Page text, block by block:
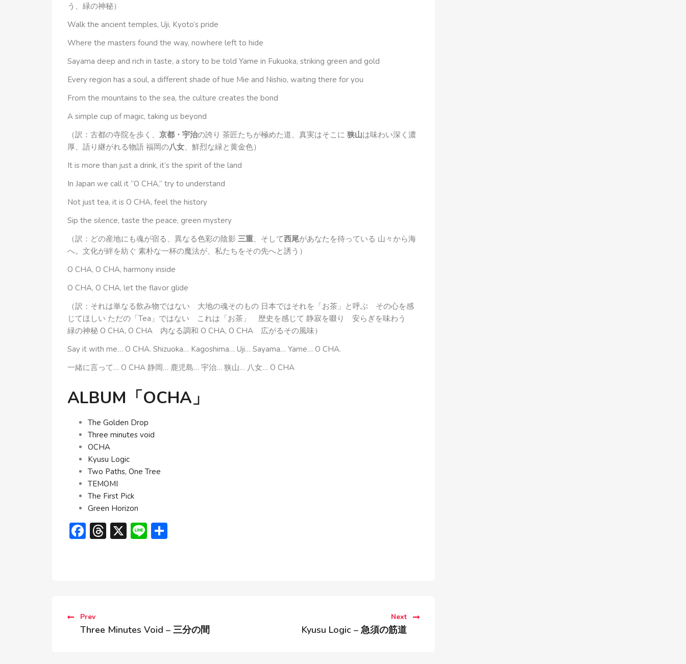
う、緑の神秘）
Walk the ancient temples, Uji, Kyoto’s pride
Where the masters found the way, nowhere left to hide
Sayama deep and rich in taste, a story to be told Yame in Fukuoka, striking green and gold
Every region has a soul, a different shade of hue Mie and Nishio, waiting there for you
From the mountains to the sea, the culture creates the bond
A simple cup of magic, taking us beyond
（訳：古都の寺院を歩く、 京都・宇治の誇り 茶匠たちが極めた道、真実はそこに 狭山は味わい深く濃
厚、語り継がれる物語 福岡の八女、鮮烈な緑と黄金色）
It is more than just a drink, it’s the spirit of the land
In Japan we call it “O CHA,” try to understand
Not just tea, it is O CHA, feel the history
Sip the silence, taste the peace, green mystery
（訳：どの産地にも魂が宿る、異なる色彩の陰影 三重、そして西尾があなたを待っている 山々から海
へ。文化が絆を紡ぐ 素朴な一杯の魔法が、私たちをその先へと誘う）
O CHA, O CHA, harmony inside
O CHA, O CHA, let the flavor glide
（訳：それは単なる飲み物ではない 大地の魂そのもの 日本ではそれを「お茶」と呼ぶ その心を感
じてほしい ただの「Tea」ではない これは「お茶」 歴史を感じて 静寂を啜り 安らぎを味わう
緑の神秘 O CHA, O CHA 内なる調和 O CHA, O CHA 広がるその風味）
Say it with me… O CHA. Shizuoka… Kagoshima… Uji… Sayama… Yame… O CHA.
一緒に言って… O CHA 静岡… 鹿児島… 宇治… 狭山… 八女… O CHA
ALBUM「OCHA」
The Golden Drop
Three minutes void
OCHA
Kyusu Logic
Two Paths, One Tree
TEMOMI
The First Pick
Green Horizon
Facebook
Threads
X Line
Prev
Three Minutes Void – 三分の間
Next
Kyusu Logic – 急須の筋道